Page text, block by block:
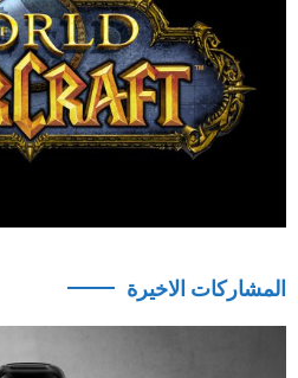
المشاركات الاخيرة